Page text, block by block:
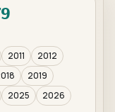
2011
2012
2019
2025
2026